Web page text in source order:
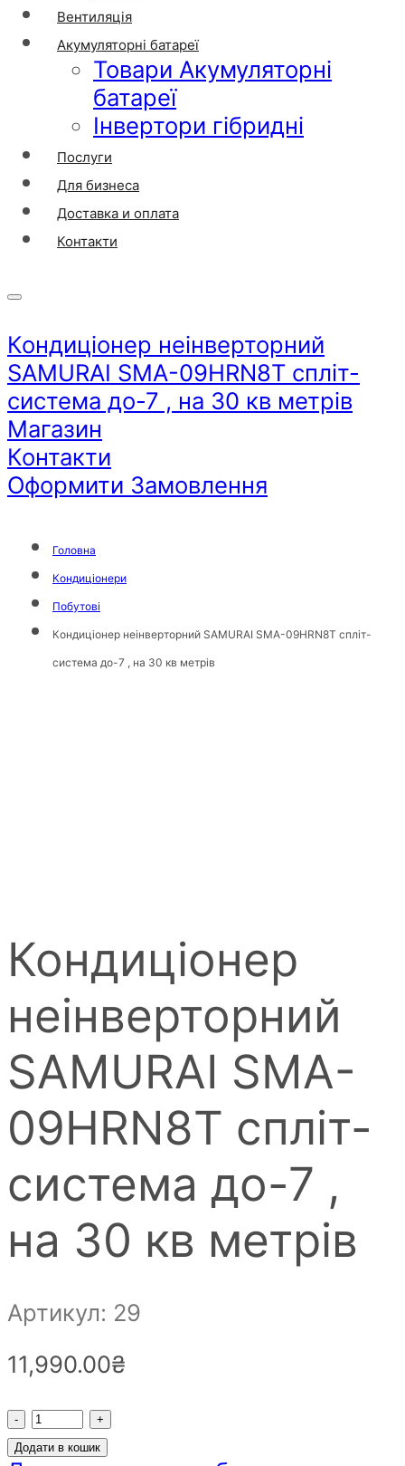
Вентиляція
Акумуляторні батареї
Товари Акумуляторні
батареї
Інвертори гібридні
Послуги
Для бизнеса
Доставка и оплата
Контакти
Кондиціонер неінверторний
SAMURAI SMA-09HRN8T спліт-
система до-7 , на 30 кв метрів
Магазин
Контакти
Оформити Замовлення
Головна
Кондиціонери
Побутові
Кондиціонер неінверторний SAMURAI SMA-09HRN8T спліт-
система до-7 , на 30 кв метрів
Кондиціонер
неінверторний
SAMURAI SMA-
09HRN8T спліт-
система до-7 ,
на 30 кв метрів
Артикул: 29
11,990.00₴
Кондиціонер
неінверторний
Додати в кошик